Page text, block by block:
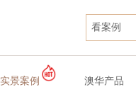
看案例
实景案例 澳华产品